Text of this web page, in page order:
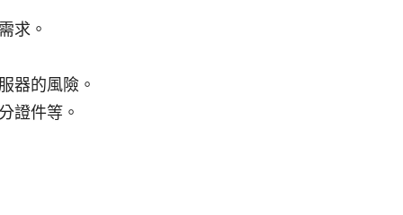
求。
器的風險。
證件等。